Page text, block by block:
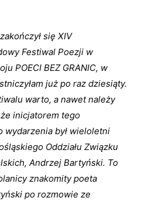
się XIV
Festiwal Poezji w
POECI BEZ GRANIC, w
już po raz dziesiąty.
warto, a nawet należy
inicjatorem tego
wydarzenia był wieloletni
Oddziału Związku
Andrzej Bartyński. To
znakomity poeta
po rozmowie ze